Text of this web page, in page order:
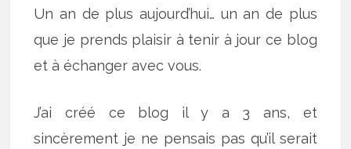
Un an de plus aujourd’hui… un an de plus
que je prends plaisir à tenir à jour ce blog
et à échanger avec vous.
J’ai créé ce blog il y a 3 ans, et
sincèrement je ne pensais pas qu’il serait